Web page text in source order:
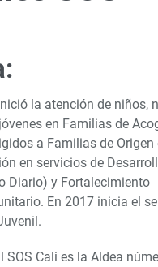
la atención de niños,
en Familias de
a Familias de Origen
en servicios de
Diario) y Fortalecimiento
En 2017 inicia el
SOS Cali es la Aldea